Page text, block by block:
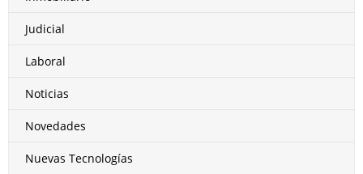
Judicial
Laboral
Noticias
Novedades
Nuevas Tecnologías